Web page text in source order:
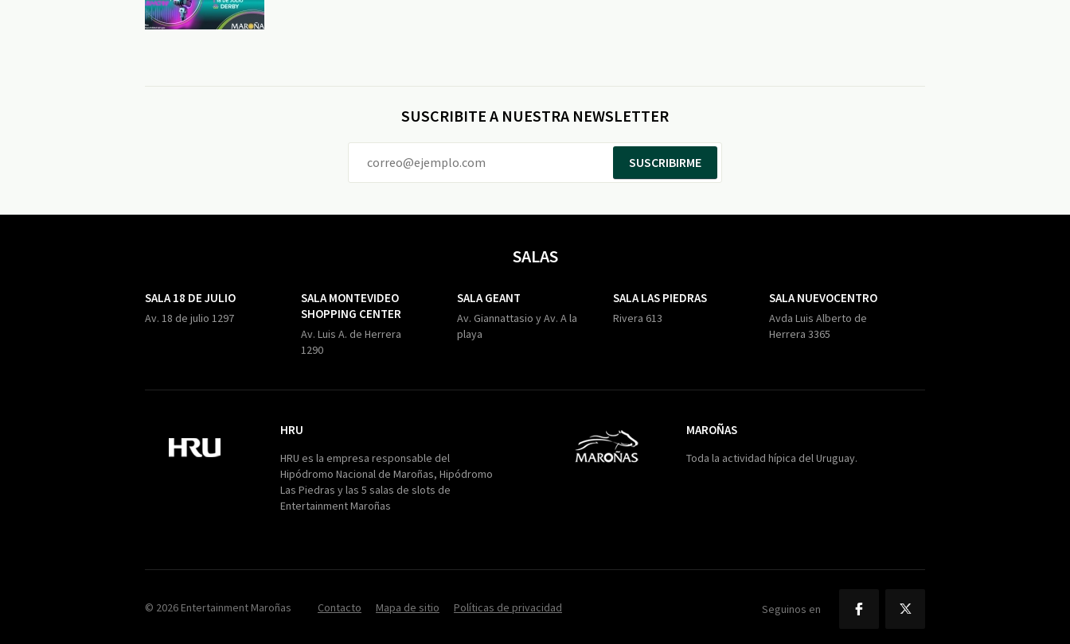
SUSCRIBITE A NUESTRA NEWSLETTER
SUSCRIBIRME
SALAS
SALA 18 DE JULIO
Av. 18 de julio 1297
SALA MONTEVIDEO
SHOPPING CENTER
Av. Luis A. de Herrera
1290
SALA GEANT
Av. Giannattasio y Av. A la
playa
SALA LAS PIEDRAS
Rivera 613
SALA NUEVOCENTRO
Avda Luis Alberto de
Herrera 3365
HRU
HRU es la empresa responsable del
Hipódromo Nacional de Maroñas, Hipódromo
Las Piedras y las 5 salas de slots de
Entertainment Maroñas
Maroñas
MAROÑAS
Toda la actividad hípica del Uruguay.
© 2026 Entertainment Maroñas Contacto Mapa de sitio Políticas de privacidad Seguinos en